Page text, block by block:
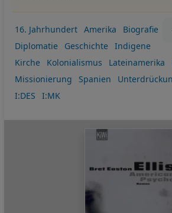
16. Jahrhundert Amerika
Biografie
Diplomatie
Geschichte
Indigene
Kirche
Kolonialismus Lateinamerika
Missionierung
Spanien
I:DES
I:MK